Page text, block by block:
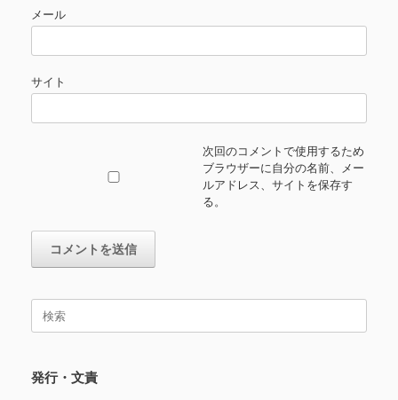
メール
サイト
次回のコメントで使用するため
ブラウザーに自分の名前、メー
ルアドレス、サイトを保存す
る。
発行・文責